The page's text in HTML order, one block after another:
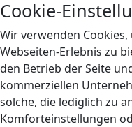
Cookie-
Wir verwenden
Webseiten-Erlebnis zu
den Betrieb der Seite
kommerziellen
solche, die lediglich zu
Komforteinstellungen